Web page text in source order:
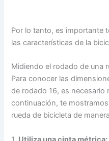
Por lo tanto, es importante
las características de la
Midiendo el rodado de una
Para conocer las
de rodado 16, es necesario
continuación, te
rueda de bicicleta de